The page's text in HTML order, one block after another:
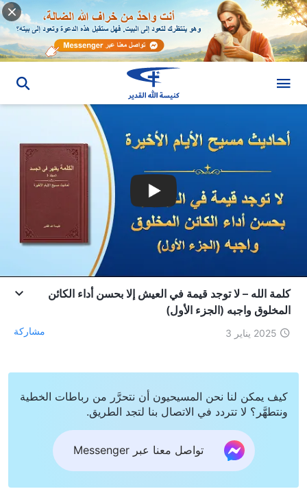
كلمة الله – لا توجد قيمة في العيش إلا بحسن أداء الكائن
المخلوق واجبه (الجزء الأول)
2025 يناير 3 مشاركة
كيف يمكن لنا نحن المسيحيون أن نتحرَّر من رباطات الخطية
ونتطهَّر؟ لا تتردد في الاتصال بنا لتجد الطريق.
تواصل معنا عبر Messenger